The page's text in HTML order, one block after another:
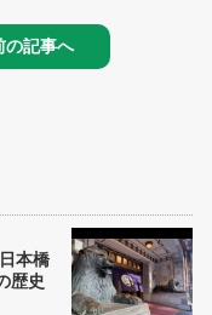
の記事へ
本橋
歴史